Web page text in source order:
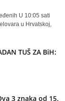
U 10:05 sati
u Hrvatskoj,
TUŠ ZA BiH:
3 znaka od 15.